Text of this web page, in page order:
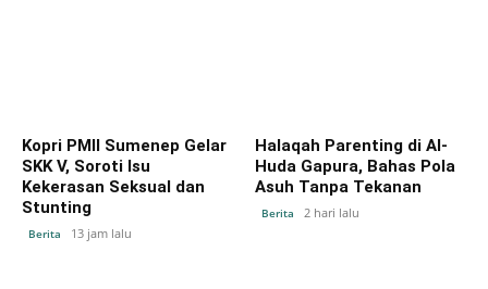
Kopri PMII Sumenep Gelar
SKK V, Soroti Isu
Kekerasan Seksual dan
Stunting
Berita 13 jam lalu
Halaqah Parenting di Al-
Huda Gapura, Bahas Pola
Asuh Tanpa Tekanan
Berita 2 hari lalu